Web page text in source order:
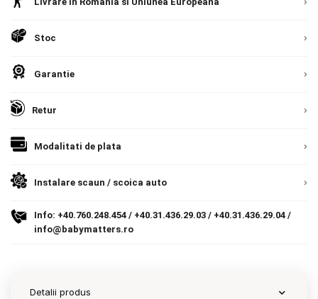
Copyright 2026 BabyMatters
Stoc
Garantie
Retur
Modalitati de plata
Instalare scaun / scoica auto
Info: +40.760.248.454 / +40.31.436.29.03 / +40.31.436.29.04 /
info@babymatters.ro
Detalii produs
Detalii